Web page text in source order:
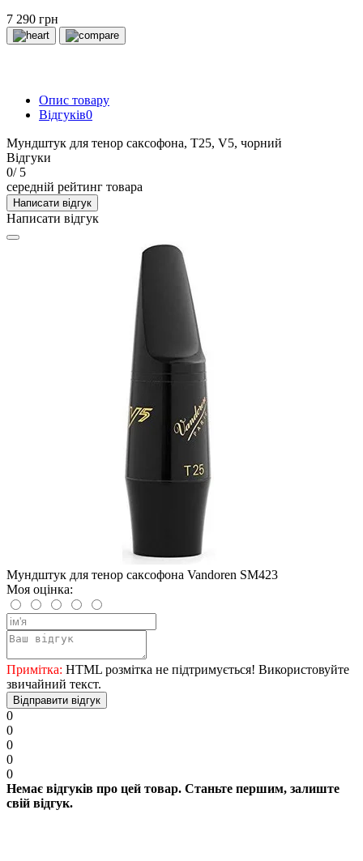
7 290 грн
Опис товару
Відгуків0
Мундштук для тенор саксофона, T25, V5, чорний
Відгуки
0/ 5
середній рейтинг товара
Написати відгук
Написати відгук
Мундштук для тенор саксофона Vandoren SM423
Моя оцінка:
Примітка: HTML розмітка не підтримується! Використовуйте
звичайний текст.
Відправити відгук
0
0
0
0
0
Немає відгуків про цей товар. Станьте першим, залиште
свій відгук.